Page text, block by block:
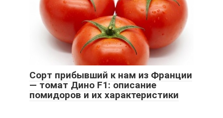
Сорт прибывший к нам из Франции
— томат Дино F1: описание
помидоров и их характеристики